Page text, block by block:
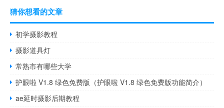
猜你想看的文章
初学摄影教程
摄影道具灯
常熟市有哪些大学
护眼啦 V1.8 绿色免费版（护眼啦 V1.8 绿色免费版功能简介）
ae延时摄影后期教程